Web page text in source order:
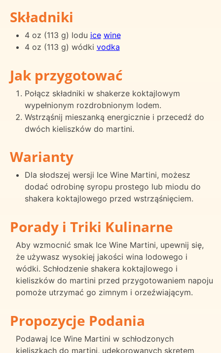
Składniki
4 oz (113 g) lodu ice wine
4 oz (113 g) wódki vodka
Jak przygotować
Połącz składniki w shakerze koktajlowym
wypełnionym rozdrobnionym lodem.
Wstrząśnij mieszanką energicznie i przecedź do
dwóch kieliszków do martini.
Warianty
Dla słodszej wersji Ice Wine Martini, możesz
dodać odrobinę syropu prostego lub miodu do
shakera koktajlowego przed wstrząśnięciem.
Porady i Triki Kulinarne
Aby wzmocnić smak Ice Wine Martini, upewnij się,
że używasz wysokiej jakości wina lodowego i
wódki. Schłodzenie shakera koktajlowego i
kieliszków do martini przed przygotowaniem napoju
pomoże utrzymać go zimnym i orzeźwiającym.
Propozycje Podania
Podawaj Ice Wine Martini w schłodzonych
kieliszkach do martini, udekorowanych skrętem